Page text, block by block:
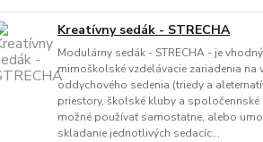
Kreatívny sedák - STRECHA
Modulárny sedák - STRECHA - je
mimoškolské vzdelávacie zariadenia na
oddychového sedenia (triedy a
priestory, školské kluby a spoločennské
možné používať samostatne, alebo
skladanie jednotlivých sedacíc...